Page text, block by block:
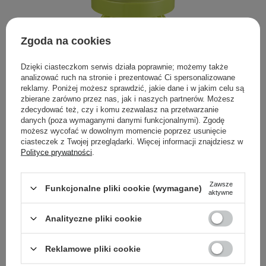
Unleashia - Satin Wear Healthy-Green Cushion Cover
Package - Opakowanie na podkład - 1szt
wschodu
Zgoda na cookies
Dzięki ciasteczkom serwis działa poprawnie; możemy także
analizować ruch na stronie i prezentować Ci spersonalizowane
reklamy. Poniżej możesz sprawdzić, jakie dane i w jakim celu są
zbierane zarówno przez nas, jak i naszych partnerów. Możesz
zdecydować też, czy i komu zezwalasz na przetwarzanie
danych (poza wymaganymi danymi funkcjonalnymi). Zgodę
możesz wycofać w dowolnym momencie poprzez usunięcie
ciasteczek z Twojej przeglądarki. Więcej informacji znajdziesz w
Polityce prywatności
Funkcjonalne pliki cookie (wymagane)
Zawsze
aktywne
Analityczne pliki cookie
Reklamowe pliki cookie